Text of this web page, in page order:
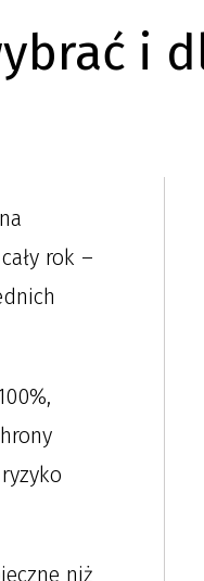
i
rok –
niż